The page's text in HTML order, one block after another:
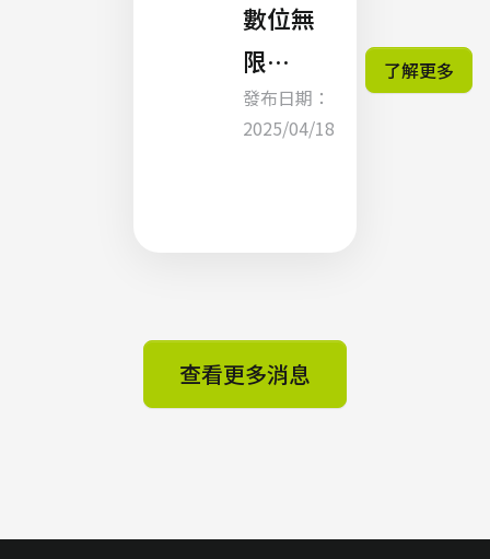
數位無
限
INFINIT
IX 將參
探索 AI-
Stack
入嶄新
發布日期：
2025/04/18
了解更多
查看更多消息